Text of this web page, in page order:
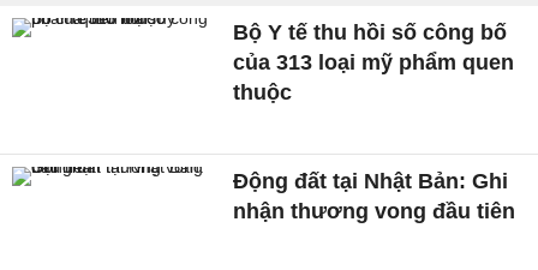
Bộ Y tế thu hồi số công bố
của 313 loại mỹ phẩm quen
thuộc
Động đất tại Nhật Bản: Ghi
nhận thương vong đầu tiên